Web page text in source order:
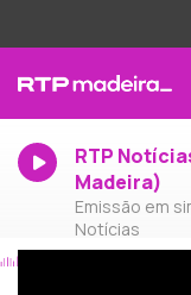
RTP
Madeira)
Emissão em
Notícias